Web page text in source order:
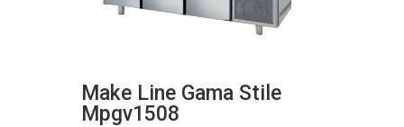
Make Line Gama Stile
Mpgv1508